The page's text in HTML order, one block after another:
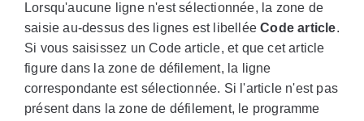
Lorsqu'aucune ligne n'est sélectionnée, la zone de
saisie au-dessus des lignes est libelléeCode article.
Si vous saisissez un Code article, et que cet article
figure dans la zone de défilement, la ligne
correspondante est sélectionnée. Si l'article n'est pas
présent dans la zone de défilement, le programme